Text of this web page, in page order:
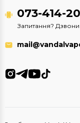
073-414-
Запитання? Дзвони